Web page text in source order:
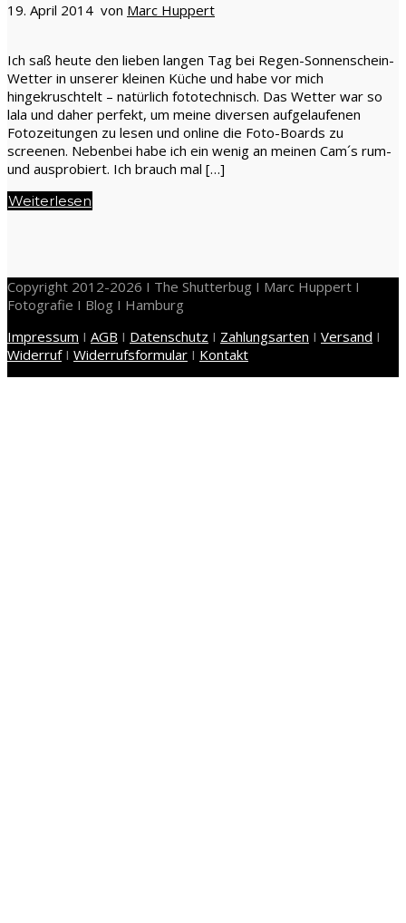
19. April 2014 von Marc Huppert
Ich saß heute den lieben langen Tag bei Regen-Sonnenschein-
Wetter in unserer kleinen Küche und habe vor mich
hingekruschtelt – natürlich fototechnisch. Das Wetter war so
lala und daher perfekt, um meine diversen aufgelaufenen
Fotozeitungen zu lesen und online die Foto-Boards zu
screenen. Nebenbei habe ich ein wenig an meinen Cam´s rum-
und ausprobiert. Ich brauch mal […]
Weiterlesen
Copyright 2012-2026 I The Shutterbug I Marc Huppert I
Fotografie I Blog I Hamburg
Impressum I AGB I Datenschutz I Zahlungsarten I Versand I
WiderrufI Widerrufsformular I Kontakt